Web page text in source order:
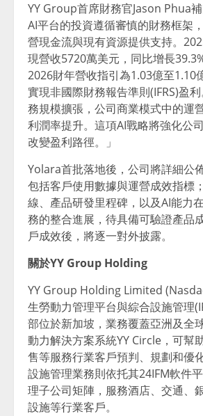
YY Group首席財務官Jason Phua
AI平台的投資遵循審慎的財務框架
營現金流與現有資源提供支持。
現營收5720萬美元，同比增長
2026財年營收指引為1.03億至1.10
實現非國際財務報告準則(IFRS)盈
務規模擴張，公司商業模式中的運
利潤率提升。這項AI戰略將強化公
改變盈利路徑。」
Yolara首批落地後，公司將詳細公
包括客戶使用數據與運營成效指標
線、產品研發里程碑，以及AI能力
務的整合進展，待具備可驗證產品
戶成效後，將逐一對外披露。
關於YY Group Holding
YY Group Holding Limited
生勞動力管理平台與綜合設施管理
部位於新加坡，業務覆蓋亞洲及全
動力解決方案系統YY Circle，可幫
售等服務行業客戶預判、規劃和優
設施管理業務則依托其24IFM軟件
理子公司矩陣，服務酒店、交通、
設施等行業客戶。